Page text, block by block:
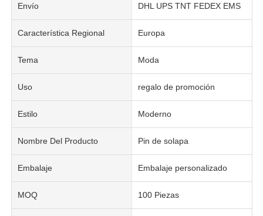
Envío DHL UPS TNT FEDEX EMS
Característica Regional Europa
Tema Moda
Uso regalo de promoción
Estilo Moderno
Nombre Del Producto Pin de solapa
Embalaje Embalaje personalizado
MOQ 100 Piezas